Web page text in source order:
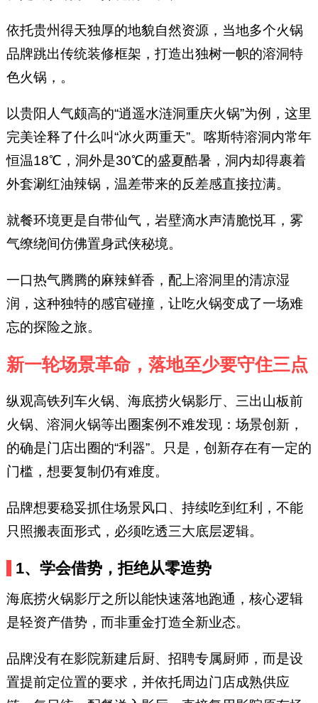
依托贵州得天独厚的地貌自然资源，当地多个火锅
品牌跳出传统装修框架，打造出独树一帜的溶洞特
色火锅，。
以贵阳人气颇高的“逍遥水涟洞重庆火锅”为例，这里
完美诠释了什么叫“冰火两重天”。喀斯特溶洞内常年
恒温18℃，洞外是30℃的盛夏酷暑，洞内却得裹着
外套涮红油辣锅，温差带来的反差感直接拉满。
就餐环境更是自带仙气，岩壁滴水声清脆悦耳，雾
气缭绕间仿佛置身武侠秘境。
一口热气腾腾的麻辣鲜香，配上溶洞里的清凉湿
润，这种独特的感官碰撞，让吃火锅变成了一场难
忘的探险之旅。
新一轮场景革命，落地至少要守住三点
纵观高铁列车火锅、海底捞火锅影厅、三出山板前
火锅、溶洞火锅等出圈案例不难发现：场景创新，
的确是门店出圈的“利器”。只是，创新存在有一定的
门槛，想要复制仍有难度。
品牌想要稳妥抓住场景风口、持续吃到红利，不能
只照搬表面形式，必须吃透三大底层逻辑。
1、学会借势，拒绝从零造势
海底捞火锅影厅之所以能快速落地跑通，核心逻辑
是轻资产借势，而非重金打造全新业态。
品牌没有在影院新建后厨、招聘专属厨师，而是设
置提前定位置的要求，并依托周边门店成熟供应